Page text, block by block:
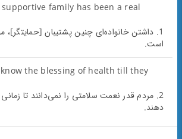
family has been a real
1. داشتن خانواده‌ای چنین پشتیبان
است.
the blessing of health till they
2. مردم قدر نعمت سلامتی را نمی‌دانند تا
دهند.